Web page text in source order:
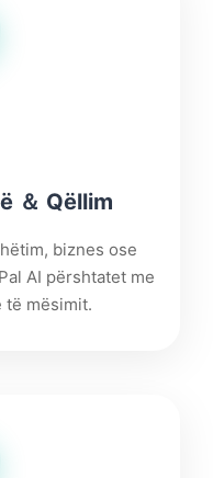
＆ Qëllim
biznes ose
AI përshtatet me
të mësimit.